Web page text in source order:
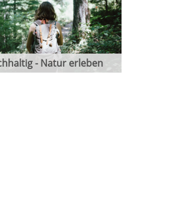
- Natur erleben